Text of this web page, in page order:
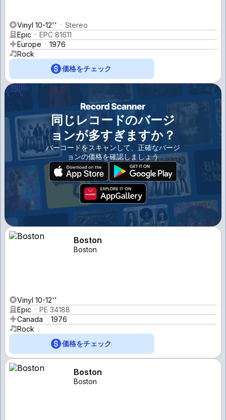
Vinyl 10-12''
Stereo
Epic
EPC 81611
Europe
1976
Rock
価格をチェック
同じレコードのバージ
ョンが多すぎますか？
バーコードをスキャンして、正確なバージ
ョンの価格を確認しましょう
Boston
Boston
Vinyl 10-12''
Epic
PE 34188
Canada
1976
Rock
価格をチェック
Boston
Boston